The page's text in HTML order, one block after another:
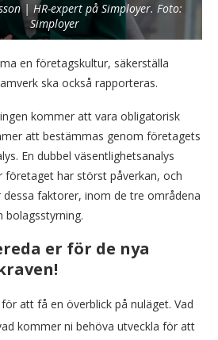
| HR-expert på Simployer. Foto:
Simployer
en företagskultur, säkerställa
ska också rapporteras.
kommer att vara obligatorisk
att bestämmas genom företagets
En dubbel väsentlighetsanalys
företaget har störst påverkan, och
faktorer, inom de tre områdena
bolagsstyrning.
er för de nya
för att få en överblick på nuläget. Vad
kommer ni behöva utveckla för att